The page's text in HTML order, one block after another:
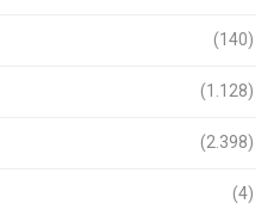
(140)
(1.128)
(2.398)
(4)